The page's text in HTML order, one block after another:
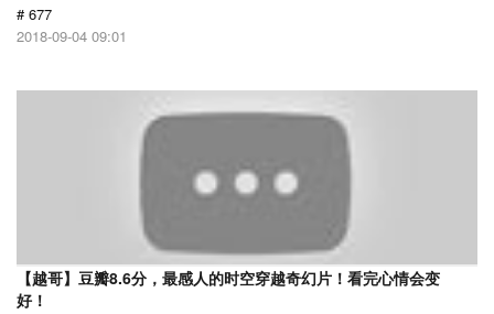
# 677
2018-09-04 09:01
【越哥】豆瓣8.6分，最感人的时空穿越奇幻片！看完心情会变
好！